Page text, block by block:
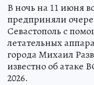
В ночь на 11 июня
предприняли
Севастополь с
летательных
города Михаил
известно об атаке
2026.